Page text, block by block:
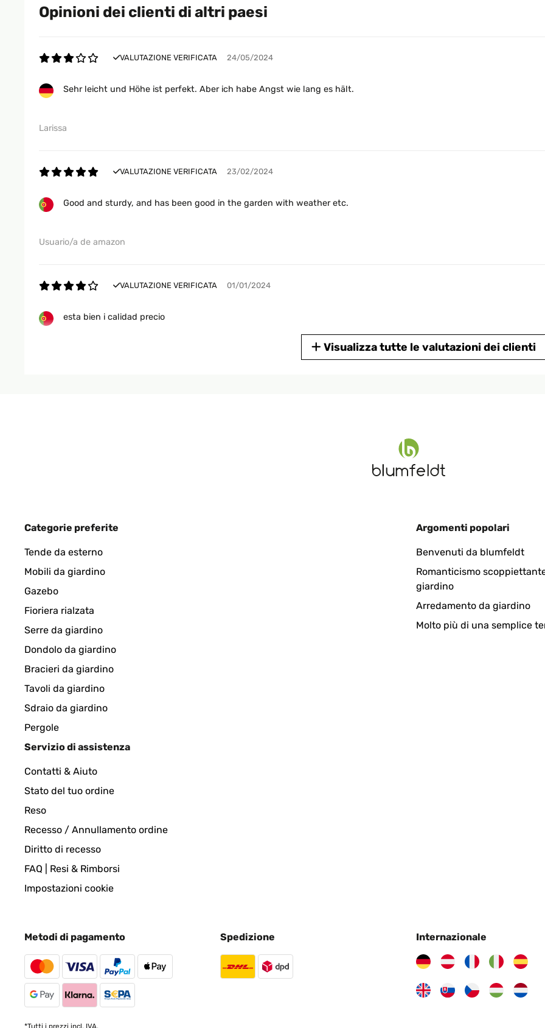
Opinioni dei clienti di altri paesi
VALUTAZIONE VERIFICATA 24/05/2024
Sehr leicht und Höhe ist perfekt. Aber ich habe Angst wie lang es hält.
Larissa
VALUTAZIONE VERIFICATA 23/02/2024
Good and sturdy, and has been good in the garden with weather etc.
Usuario/a de amazon
VALUTAZIONE VERIFICATA 01/01/2024
esta bien i calidad precio
que poner los tornillos es muy facil, yo buscaba algo mas pequeño pero al final me la quede.
Für das Geld wirklich toll Habe die Rezensionen gelesen und war unsicher, aber ich bin mit dem Hochbeet
preisgünstiges Echtholzbeet :-), welches zudem unfassbar gut riecht.
Amazon-Benutzer
top wunderschön auf unserem Balkon
Amazon-Benutzer
top supi
Amazon-Benutzer
VALUTAZIONE VERIFICATA
Hochbeet An der Ablage waren Mängel leider war eine Ecke kaputt mein Mann musste dies reparieren
Visualizza tutte le valutazioni dei clienti
Categorie preferite
Tende da esterno
Mobili da giardino
Gazebo
Fioriera rialzata
Serre da giardino
Dondolo da giardino
Bracieri da giardino
Tavoli da giardino
Sdraio da giardino
Pergole
Argomenti popolari
Benvenuti da blumfeldt
Romanticismo
giardino
Arredamento da giardino
Molto più di una semplice
Servizio di assistenza
Contatti & Aiuto
Stato del tuo ordine
Reso
Recesso / Annullamento ordine
Diritto di recesso
FAQ | Resi & Rimborsi
Impostazioni cookie
Metodi di pagamento
*Tutti i prezzi incl. IVA.
Spedizione Internazionale